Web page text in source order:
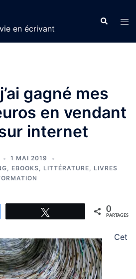
en écrivant
gagné mes
en vendant
internet
1 MAI 2019
, EBOOKS, LITTÉRATURE, LIVRES
0
PARTAGES
Cet